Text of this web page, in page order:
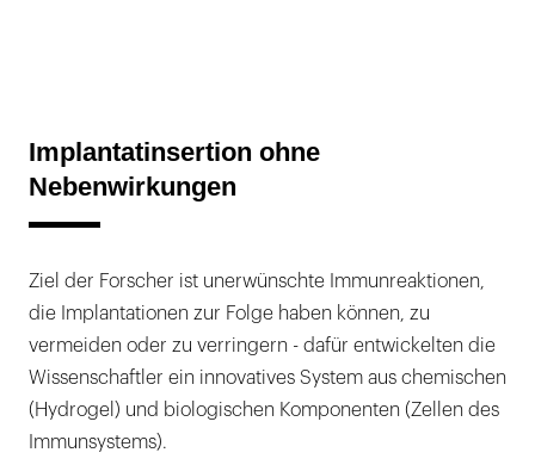
Implantatinsertion ohne
Nebenwirkungen
Ziel der Forscher ist unerwünschte Immunreaktionen,
die Implantationen zur Folge haben können, zu
vermeiden oder zu verringern - dafür entwickelten die
Wissenschaftler ein innovatives System aus chemischen
(Hydrogel) und biologischen Komponenten (Zellen des
Immunsystems).